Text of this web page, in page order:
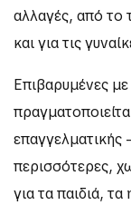
αλλαγές, από το
και για τις
Επιβαρυμένες
επαγγελματικής
περισσότερες,
για τα παιδιά,